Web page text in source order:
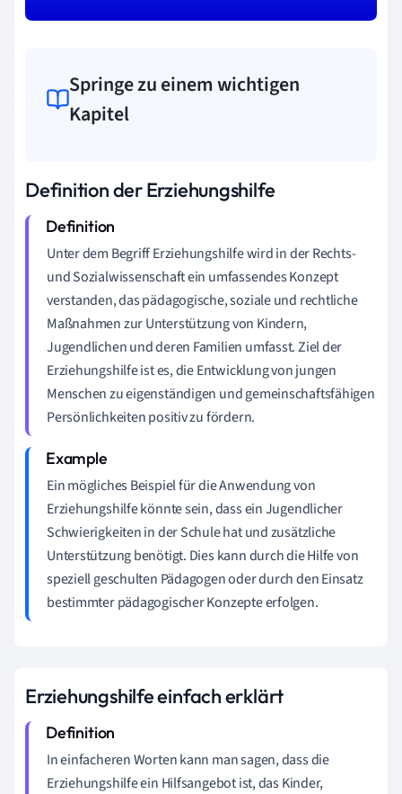
Springe zu einem wichtigen
Kapitel
Definition der Erziehungshilfe
Unter dem Begriff Erziehungshilfe wird in der Rechts-
und Sozialwissenschaft ein umfassendes Konzept
verstanden, das pädagogische, soziale und rechtliche
Maßnahmen zur Unterstützung von Kindern,
Jugendlichen und deren Familien umfasst. Ziel der
Erziehungshilfe ist es, die Entwicklung von jungen
Menschen zu eigenständigen und gemeinschaftsfähigen
Persönlichkeiten positiv zu fördern.
Ein mögliches Beispiel für die Anwendung von
Erziehungshilfe könnte sein, dass ein Jugendlicher
Schwierigkeiten in der Schule hat und zusätzliche
Unterstützung benötigt. Dies kann durch die Hilfe von
speziell geschulten Pädagogen oder durch den Einsatz
bestimmter pädagogischer Konzepte erfolgen.
Erziehungshilfe einfach erklärt
In einfacheren Worten kann man sagen, dass die
Erziehungshilfe ein Hilfsangebot ist, das Kinder,